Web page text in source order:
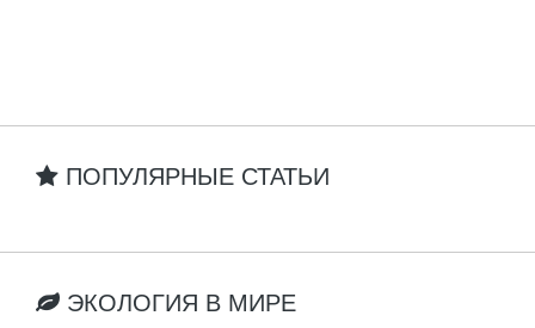
ПОПУЛЯРНЫЕ СТАТЬИ
ЭКОЛОГИЯ В МИРЕ